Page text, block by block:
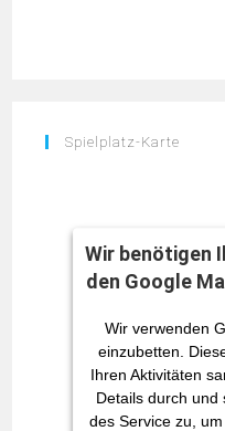
Spielplatz-Karte
Wir benötigen
den Google
Wir verwenden
einzubetten.
Ihren Aktivitäten
Details durch und
des Service zu,